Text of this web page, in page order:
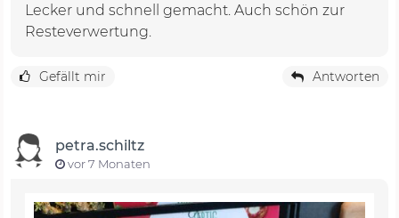
Lecker und schnell gemacht. Auch schön zur
Resteverwertung.
Gefällt mir Antworten
petra.schiltz
vor 7 Monaten